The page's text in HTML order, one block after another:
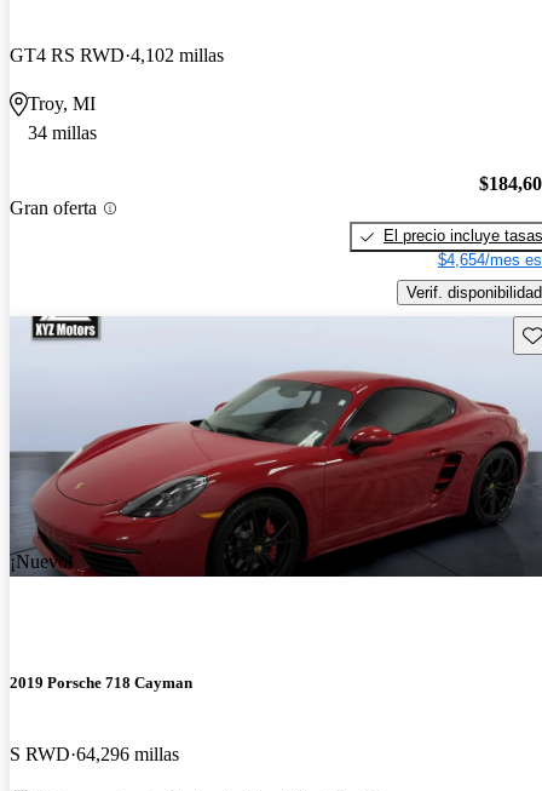
GT4 RS RWD 4,102 millas
Troy, MI
34 millas
Gran oferta
El precio incluye tasas
$4,654/mes
Verif. disponibilidad
¡Nuevo!
2019 Porsche 718 Cayman
S RWD 64,296 millas